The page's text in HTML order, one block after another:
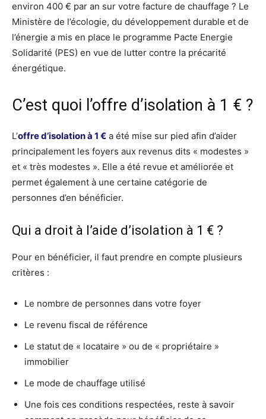
environ 400 € par an sur votre facture de chauffage ? Le
Ministère de l’écologie, du développement durable et de
l’énergie a mis en place le programme Pacte Energie
Solidarité (PES) en vue de lutter contre la précarité
énergétique.
C’est quoi l’offre d’isolation à 1 € ?
L’offre d’isolation à 1 € a été mise sur pied afin d’aider
principalement les foyers aux revenus dits « modestes »
et « très modestes ». Elle a été revue et améliorée et
permet également à une certaine catégorie de
personnes d’en bénéficier.
Qui a droit à l’aide d’isolation à 1 € ?
Pour en bénéficier, il faut prendre en compte plusieurs
critères :
Le nombre de personnes dans votre foyer
Le revenu fiscal de référence
Le statut de « locataire » ou de « propriétaire »
immobilier
Le mode de chauffage utilisé
Une fois ces conditions respectées, reste à savoir